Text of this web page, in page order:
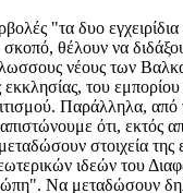
"τα δυο εγχειρίδια
θέλουν να
νέους των
του εμπορίου
Παράλληλα, από
ότι, εκτός
στοιχεία της
ιδεών του
Να μεταδώσουν